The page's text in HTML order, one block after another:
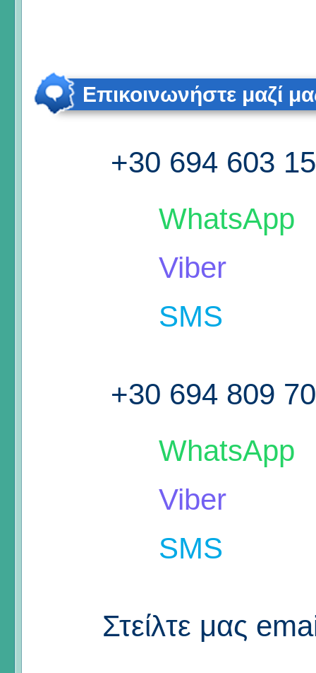
Επικοινωνήστε μαζί
+30 694 603
WhatsApp
Viber
SMS
+30 694 809
WhatsApp
Viber
SMS
Στείλτε μας